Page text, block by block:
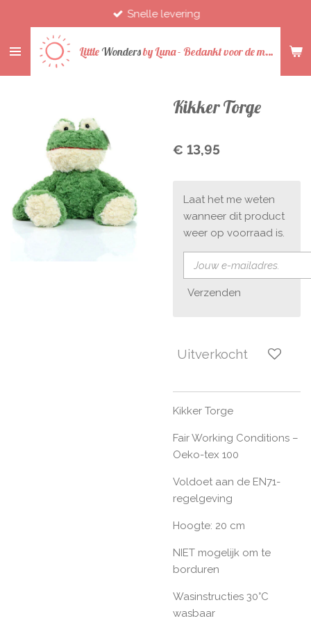
direct
naar
LittleWondersbyLuna - Bedankt voor de mooie jaren
Snelle levering
Kikker Torge
€ 13,95
Laat het me weten
wanneer dit product
weer op voorraad is.
Verzenden
Uitverkocht
Kikker Torge
Fair Working Conditions –
Oeko-tex 100
Voldoet aan de EN71-
regelgeving
Hoogte: 20 cm
NIET mogelijk om te
borduren
Wasinstructies 30°C
wasbaar